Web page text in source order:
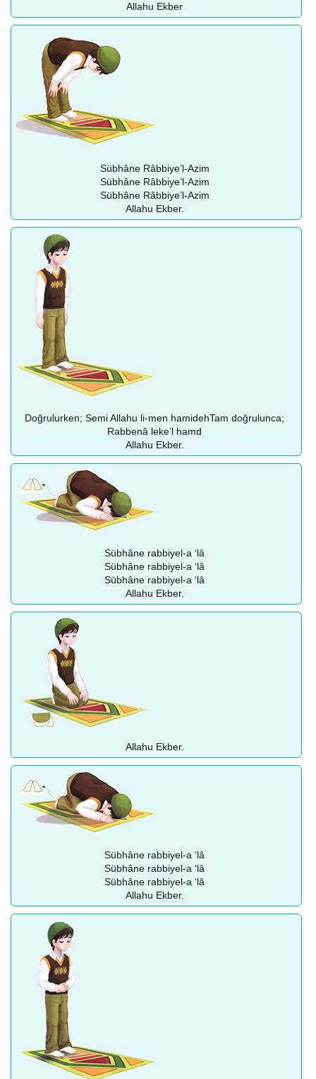
Allahu Ekber
Sübhâne Râbbiye’l-Azim
Sübhâne Râbbiye’l-Azim
Sübhâne Râbbiye’l-Azim
Allahu Ekber.
Doğrulurken; Semi Allahu li-men hamidehTam doğrulunca;
Rabbenâ leke’l hamd
Allahu Ekber.
Sübhâne rabbiyel-a ‘lâ
Sübhâne rabbiyel-a ‘lâ
Sübhâne rabbiyel-a ‘lâ
Allahu Ekber.
Allahu Ekber.
Sübhâne rabbiyel-a ‘lâ
Sübhâne rabbiyel-a ‘lâ
Sübhâne rabbiyel-a ‘lâ
Allahu Ekber.